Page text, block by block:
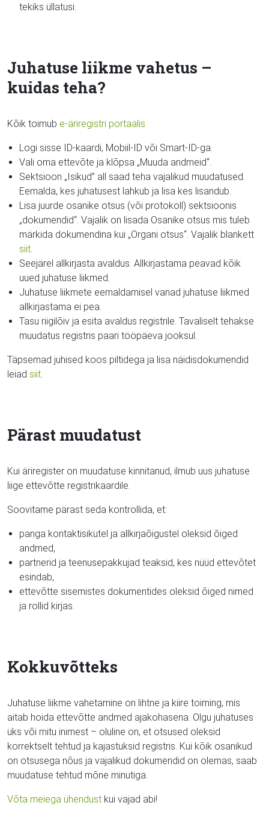
tekiks üllatusi.
Juhatuse liikme vahetus –
kuidas teha?
Kõik toimub e-äriregistri portaalis
Logi sisse ID-kaardi, Mobiil-ID või Smart-ID-ga.
Vali oma ettevõte ja klõpsa „Muuda andmeid“.
Sektsioon „Isikud” all saad teha vajalikud muudatused.
Eemalda, kes juhatusest lahkub ja lisa kes lisandub.
Lisa juurde osanike otsus (või protokoll) sektsioonis
„dokumendid“. Vajalik on lisada Osanike otsus mis tuleb
märkida dokumendina kui „Organi otsus“. Vajalik blankett
siit
Seejärel allkirjasta avaldus. Allkirjastama peavad kõik
uued juhatuse liikmed.
Juhatuse liikmete eemaldamisel vanad juhatuse liikmed
allkirjastama ei pea.
Tasu riigilõiv ja esita avaldus registrile. Tavaliselt tehakse
muudatus registris paari tööpäeva jooksul.
Täpsemad juhised koos piltidega ja lisa näidisdokumendid
leiad siit
Pärast muudatust
Kui äriregister on muudatuse kinnitanud, ilmub uus juhatuse
liige ettevõtte registrikaardile.
Soovitame pärast seda kontrollida, et:
panga kontaktisikutel ja allkirjaõigustel oleksid õiged
andmed,
partnerid ja teenusepakkujad teaksid, kes nüüd ettevõtet
esindab,
ettevõtte sisemistes dokumentides oleksid õiged nimed
ja rollid kirjas.
Kokkuvõtteks
Juhatuse liikme vahetamine on lihtne ja kiire toiming, mis
aitab hoida ettevõtte andmed ajakohasena. Olgu juhatuses
üks või mitu inimest – oluline on, et otsused oleksid
korrektselt tehtud ja kajastuksid registris. Kui kõik osanikud
on otsusega nõus ja vajalikud dokumendid on olemas, saab
muudatuse tehtud mõne minutiga.
Võta meiega ühendust kui vajad abi!